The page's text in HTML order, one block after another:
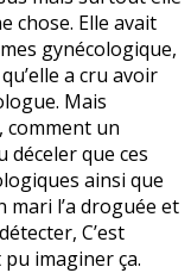
chose. Elle avait
gynécologique,
a cru avoir
Mais
comment un
que ces
ainsi que
mari l’a droguée et
C’est
imaginer ça.